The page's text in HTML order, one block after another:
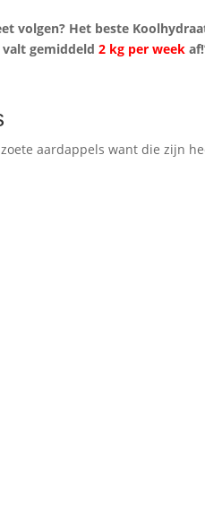
volgen? Het beste
valt gemiddeld2 kg per week
aardappels want die zijn